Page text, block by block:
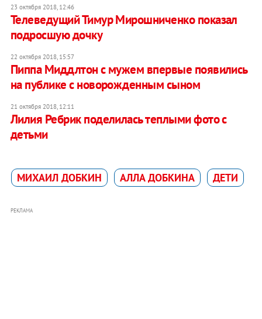
23 октября 2018, 12:46
Телеведущий Тимур Мирошниченко показал
подросшую дочку
22 октября 2018, 15:57
Пиппа Миддлтон с мужем впервые появились
на публике с новорожденным сыном
21 октября 2018, 12:11
Лилия Ребрик поделилась теплыми фото с
детьми
МИХАИЛ ДОБКИН АЛЛА ДОБКИНА ДЕТИ
РЕКЛАМА